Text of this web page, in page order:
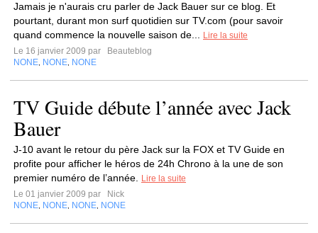
Jamais je n'aurais cru parler de Jack Bauer sur ce blog. Et
pourtant, durant mon surf quotidien sur TV.com (pour savoir
quand commence la nouvelle saison de...
Lire la suite
Le 16 janvier 2009 par
Beauteblog
NONE NONE NONE
TV Guide débute l’année avec Jack
Bauer
J-10 avant le retour du père Jack sur la FOX et TV Guide en
profite pour afficher le héros de 24h Chrono à la une de son
premier numéro de l’année.
Lire la suite
Le 01 janvier 2009 par
Nick
NONE NONE NONE NONE